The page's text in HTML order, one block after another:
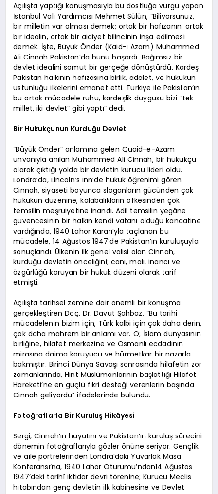
Açılışta yaptığı konuşmasıyla bu dostluğa vurgu yapan
İstanbul Vali Yardımcısı Mehmet Sülün, “Biliyorsunuz,
bir milletin var olması demek; ortak bir hafızanın, ortak
bir idealin, ortak bir aidiyet bilincinin inşa edilmesi
demek. İşte, Büyük Önder (Kaid-i Azam) Muhammed
Ali Cinnah Pakistan’da bunu başardı. Bağımsız bir
devlet idealini somut bir gerçeğe dönüştürdü. Kardeş
Pakistan halkının hafızasına birlik, adalet, ve hukukun
üstünlüğü ilkelerini emanet etti. Türkiye ile Pakistan’ın
bu ortak mücadele ruhu, kardeşlik duygusu bizi “tek
millet, iki devlet” gibi yaptı” dedi.
Bir Hukukçunun Kurduğu Devlet
“Büyük Önder” anlamına gelen Quaid-e-Azam
unvanıyla anılan Muhammed Ali Cinnah, bir hukukçu
olarak çıktığı yolda bir devletin kurucu lideri oldu.
Londra’da, Lincoln’s Inn’de hukuk öğrenimi gören
Cinnah, siyaseti boyunca sloganların gücünden çok
hukukun düzenine, kalabalıkların öfkesinden çok
temsilin meşruiyetine inandı. Adil temsilin yegâne
güvencesinin bir halkın kendi vatanı olduğu kanaatine
vardığında, 1940 Lahor Kararı’yla taçlanan bu
mücadele, 14 Ağustos 1947’de Pakistan’ın kuruluşuyla
sonuçlandı. Ülkenin ilk genel valisi olan Cinnah,
kurduğu devletin önceliğini; canı, malı, inancı ve
özgürlüğü koruyan bir hukuk düzeni olarak tarif
etmişti.
Açılışta tarihsel zemine dair önemli bir konuşma
gerçekleştiren Doç. Dr. Davut Şahbaz, “Bu tarihi
mücadelenin bizim için, Türk kalbi için çok daha derin,
çok daha mahrem bir anlamı var. O; İslam dünyasının
birliğine, hilafet merkezine ve Osmanlı ecdadının
mirasına daima koruyucu ve hürmetkar bir nazarla
bakmıştır. Birinci Dünya Savaşı sonrasında hilafetin zor
zamanlarında, Hint Müslümanlarının başlattığı Hilafet
Hareketi’ne en güçlü fikri desteği verenlerin başında
Cinnah geliyordu” ifadelerinde bulundu.
Fotoğraflarla Bir Kuruluş Hikâyesi
Sergi, Cinnah’ın hayatını ve Pakistan’ın kuruluş sürecini
dönemin fotoğraflarıyla gözler önüne seriyor. Gençlik
ve aile portrelerinden Londra’daki Yuvarlak Masa
Konferansı’na, 1940 Lahor Oturumu’ndan14 Ağustos
1947’deki tarihî iktidar devri törenine; Kurucu Meclis
hitabından genç devletin ilk kabinesine ve Devlet